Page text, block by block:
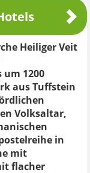
Heiliger Veit
um 1200
aus Tuffstein
Volksaltar,
in
mit
flacher